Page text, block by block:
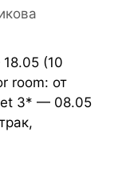
(10
room: от
3* — 08.05